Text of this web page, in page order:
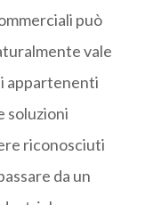
può
vale
appartenenti
soluzioni
riconosciuti
da un